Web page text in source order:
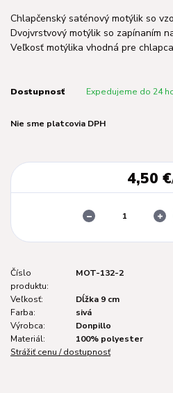
Chlapčenský saténový motýlik so
Dvojvrstvový motýlik so zapínaním
Veľkosť motýlika vhodná pre
Dostupnosť Expedujeme do 24
Nie sme platcovia DPH
4,50 €
Číslo
produktu:
MOT-132-2
Veľkosť:
Dĺžka 9 cm
Farba:
sivá
Výrobca:
Donpillo
Materiál:
100% polyester
Strážiť cenu / dostupnosť